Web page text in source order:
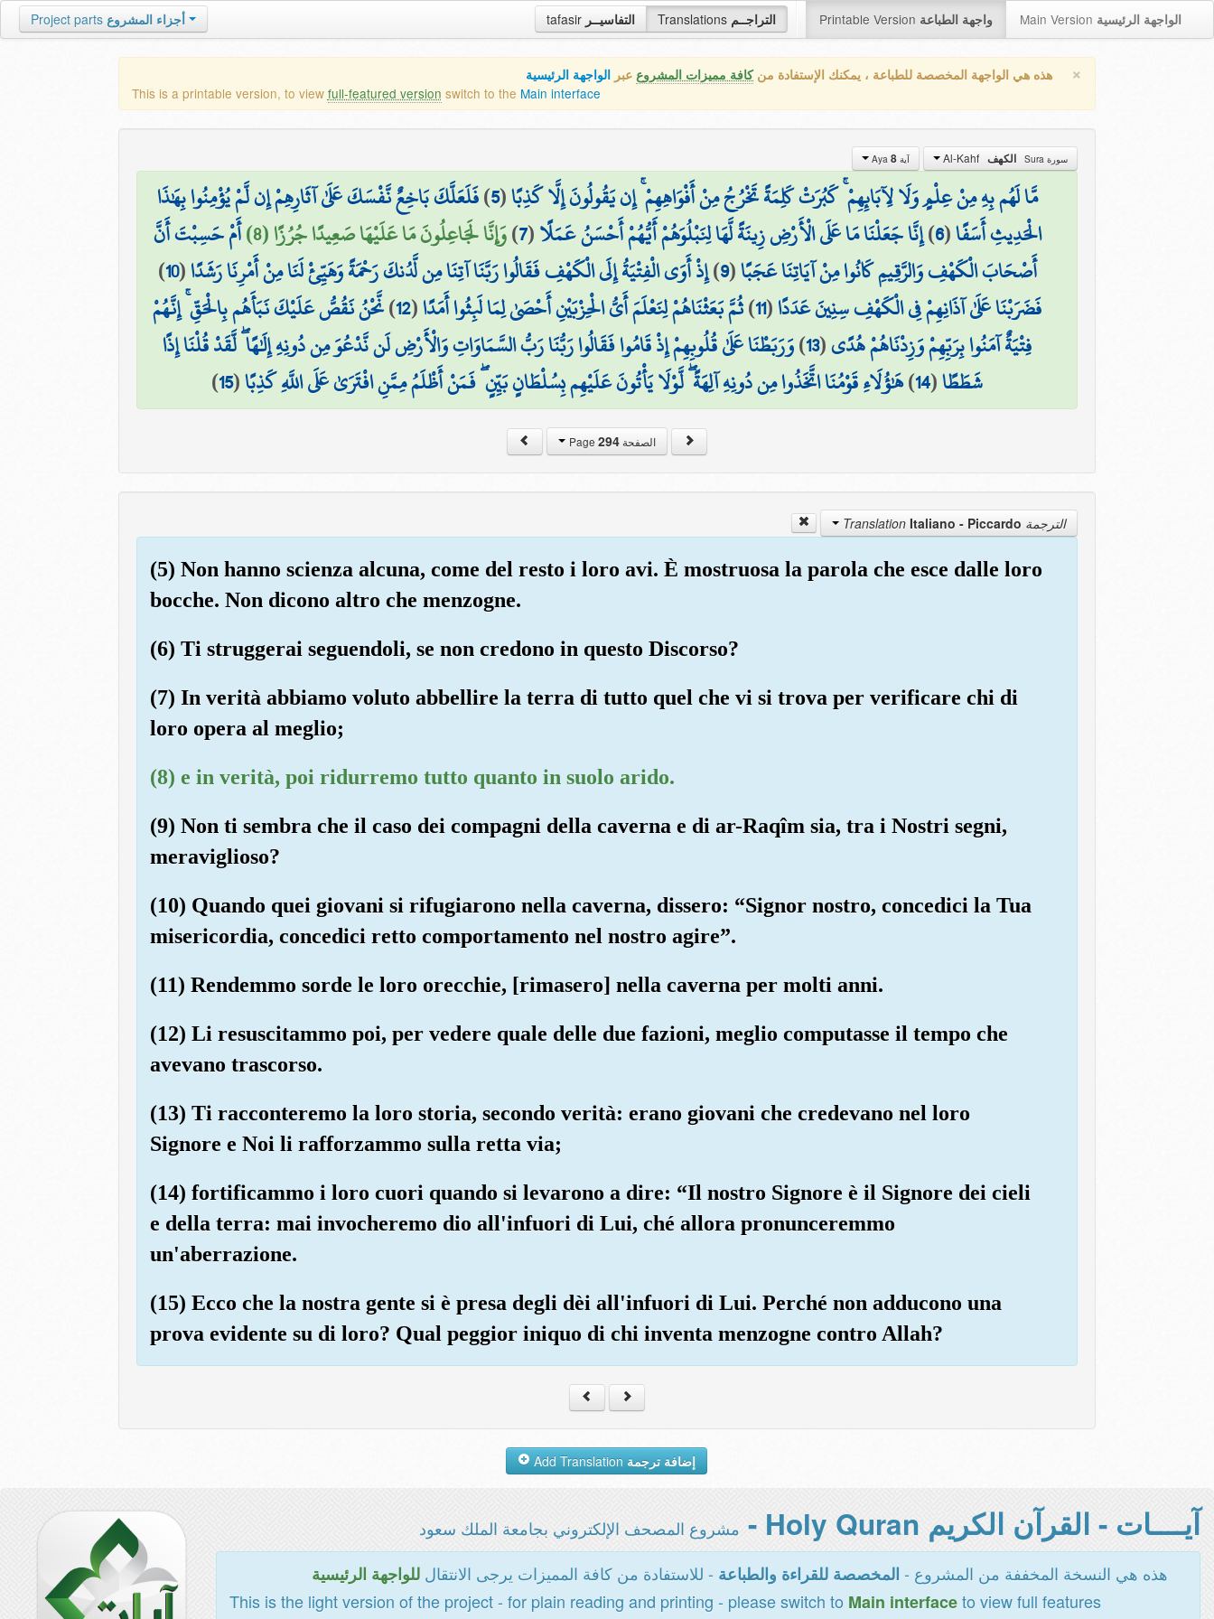
tafasir التفاسيــر Translations التراجــم Printable Version واجهة الطباعة Main Version الواجهة الرئيسية Project parts أجزاء المشروع
× هذه هي الواجهة المخصصة للطباعة ، يمكنك الإستفادة منكافة مميزات المشروع عبر الواجهة الرئيسية
This is a printable version, to view full-featured version switch to the Main interface
سورة Sura الكهف آية Aya 8
مَّا لَهُم بِهِ مِنْ عِلْمٍ وَلَا لِآبَائِهِمْ ۚ كَبُرَتْ كَلِمَةً تَخْرُجُ مِنْ أَفْوَاهِهِمْ ۚ إِن يَقُولُونَ إِلَّا كَذِبًا(
5
)فَلَعَلَّكَ بَاخِعٌ نَّفْسَكَ عَلَىٰ آثَارِهِمْ إِن لَّمْ يُؤْمِنُوا بِهَٰذَا
الْحَدِيثِ أَسَفًا(
6
)إِنَّا جَعَلْنَا مَا عَلَى الْأَرْضِ زِينَةً لَّهَا لِنَبْلُوَهُمْ أَيُّهُمْ أَحْسَنُ عَمَلًا(
7
)وَإِنَّا لَجَاعِلُونَ مَا عَلَيْهَا صَعِيدًا جُرُزًا (8) أَمْ حَسِبْتَ أَنَّ
أَصْحَابَ الْكَهْفِ وَالرَّقِيمِ كَانُوا مِنْ آيَاتِنَا عَجَبًا(
9
)إِذْ أَوَى الْفِتْيَةُ إِلَى الْكَهْفِ فَقَالُوا رَبَّنَا آتِنَا مِن لَّدُنكَ رَحْمَةً وَهَيِّئْ لَنَا مِنْ أَمْرِنَا رَشَدًا(
10
)
فَضَرَبْنَا عَلَىٰ آذَانِهِمْ فِي الْكَهْفِ سِنِينَ عَدَدًا(
11
)ثُمَّ بَعَثْنَاهُمْ لِنَعْلَمَ أَيُّ الْحِزْبَيْنِ أَحْصَىٰ لِمَا لَبِثُوا أَمَدًا(
12
)نَّحْنُ نَقُصُّ عَلَيْكَ نَبَأَهُم بِالْحَقِّ ۚ إِنَّهُمْ
فِتْيَةٌ آمَنُوا بِرَبِّهِمْ وَزِدْنَاهُمْ هُدًى(
13
)وَرَبَطْنَا عَلَىٰ قُلُوبِهِمْ إِذْ قَامُوا فَقَالُوا رَبُّنَا رَبُّ السَّمَاوَاتِ وَالْأَرْضِ لَن نَّدْعُوَ مِن دُونِهِ إِلَٰهًا ۖ لَّقَدْ قُلْنَا إِذًا
شَطَطًا(
14
)هَٰؤُلَاءِ قَوْمُنَا اتَّخَذُوا مِن دُونِهِ آلِهَةً ۖ لَّوْلَا يَأْتُونَ عَلَيْهِم بِسُلْطَانٍ بَيِّنٍ ۖ فَمَنْ أَظْلَمُ مِمَّنِ افْتَرَىٰ عَلَى اللَّهِ كَذِبًا(
15
)
الصفحة Page294
الترجمة Translation Italiano - Piccardo
(5) Non hanno scienza alcuna, come del resto i loro avi. È mostruosa la parola che esce dalle loro
bocche. Non dicono altro che menzogne.
(6) Ti struggerai seguendoli, se non credono in questo Discorso?
(7) In verità abbiamo voluto abbellire la terra di tutto quel che vi si trova per verificare chi di
loro opera al meglio;
(8) e in verità, poi ridurremo tutto quanto in suolo arido.
(9) Non ti sembra che il caso dei compagni della caverna e di ar-Raqîm sia, tra i Nostri segni,
meraviglioso?
(10) Quando quei giovani si rifugiarono nella caverna, dissero: “Signor nostro, concedici la Tua
misericordia, concedici retto comportamento nel nostro agire”.
(11) Rendemmo sorde le loro orecchie, [rimasero] nella caverna per molti anni.
(12) Li resuscitammo poi, per vedere quale delle due fazioni, meglio computasse il tempo che
avevano trascorso.
(13) Ti racconteremo la loro storia, secondo verità: erano giovani che credevano nel loro
Signore e Noi li rafforzammo sulla retta via;
(14) fortificammo i loro cuori quando si levarono a dire: “Il nostro Signore è il Signore dei cieli
e della terra: mai invocheremo dio all'infuori di Lui, ché allora pronunceremmo
un'aberrazione.
(15) Ecco che la nostra gente si è presa degli dèi all'infuori di Lui. Perché non adducono una
prova evidente su di loro? Qual peggior iniquo di chi inventa menzogne contro Allah?
إضافة ترجمة
آيــــات - القرآن الكريم Holy Quran - مشروع المصحف الإلكتروني بجامعة الملك سعود
هذه هي النسخة المخففة من المشروع - المخصصة للقراءة والطباعة - للاستفادة من كافة المميزات يرجى الانتقالللواجهة الرئيسية
This is the light version of the project - for plain reading and printing - please switch to Main interfaceto view full features